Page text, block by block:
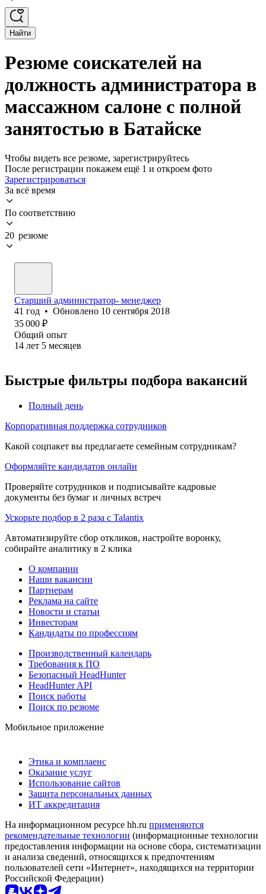
Найти
Резюме соискателей на
должность администратора в
массажном салоне с полной
занятостью в Батайске
Чтобы видеть все резюме, зарегистрируйтесь
После регистрации покажем ещё 1 и откроем фото
Зарегистрироваться
За всё время
По соответствию
20 резюме
Старший администратор- менеджер
41 год • Обновлено 10 сентября 2018
35 000 ₽
Общий опыт
14 лет 5 месяцев
Быстрые фильтры подбора вакансий
Полный день
Корпоративная поддержка сотрудников
Какой соцпакет вы предлагаете семейным сотрудникам?
Оформляйте кандидатов онлайн
Проверяйте сотрудников и подписывайте кадровые
документы без бумаг и личных встреч
Ускорьте подбор в 2 раза с Talantix
Автоматизируйте сбор откликов, настройте воронку,
собирайте аналитику в 2 клика
О компании
Наши вакансии
Партнерам
Реклама на сайте
Новости и статьи
Инвесторам
Кандидаты по профессиям
Производственный календарь
Требования к ПО
Безопасный HeadHunter
HeadHunter API
Поиск работы
Поиск по резюме
Мобильное приложение
Этика и комплаенс
Оказание услуг
Использование сайтов
Защита персональных данных
ИТ аккредитация
На информационном ресурсе hh.ru применяются
рекомендательные технологии (информационные технологии
предоставления информации на основе сбора, систематизации
и анализа сведений, относящихся к предпочтениям
пользователей сети «Интернет», находящихся на территории
Российской Федерации)